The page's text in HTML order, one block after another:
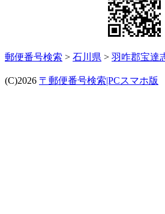
郵便番号検索 > 石川県 > 羽咋郡宝達
(C)2026 〒郵便番号検索|PCスマホ版